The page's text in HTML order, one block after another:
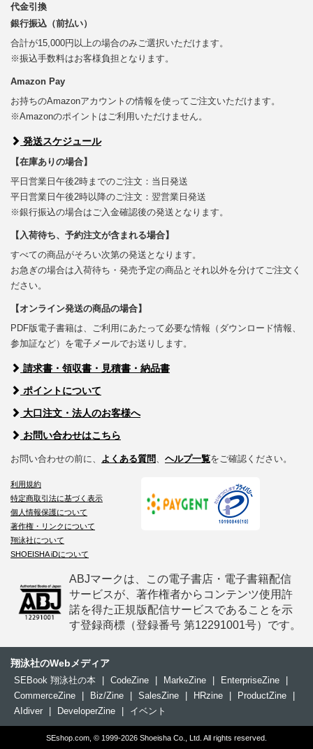
代金引換
銀行振込（前払い）
合計が15,000円以上の場合のみご選択いただけます。
※振込手数料はお客様負担となります。
Amazon Pay
お持ちのAmazonアカウントの情報を使ってご注文いただけます。
※Amazonのポイントはご利用いただけません。
発送スケジュール
【在庫ありの場合】
平日営業日午後2時までのご注文：当日発送
平日営業日午後2時以降のご注文：翌営業日発送
※銀行振込の場合はご入金確認後の発送となります。
【入荷待ち、予約注文が含まれる場合】
すべての商品がそろい次第の発送となります。
お急ぎの場合は入荷待ち・発売予定の商品とそれ以外を分けてご注文く
ださい。
【オンライン発送の商品の場合】
PDF版電子書籍は、ご利用にあたって必要な情報（ダウンロード情報、
参加証など）を電子メールでお送りします。
請求書・領収書・見積書・納品書
ポイントについて
大口注文・法人のお客様へ
お問い合わせはこちら
お問い合わせの前に、 よくある質問 ヘルプ一覧をご確認ください。
利用規約
特定商取引法に基づく表示
個人情報保護について
著作権・リンクについて
翔泳社について
SHOEISHA iDについて
ABJマークは、この電子書店・電子書籍配信
サービスが、著作権者からコンテンツ使用許
諾を得た正規版配信サービスであることを示
す登録商標（登録番号 第12291001号）です。
翔泳社のWebメディア
SEBook 翔泳社の本 CodeZine MarkeZine EnterpriseZine
CommerceZine
Biz/Zine SalesZine HRzine ProductZine
AIdiver
DeveloperZine イベント
SEshop.com, © 1999-2026 Shoeisha Co., Ltd. All rights reserved.